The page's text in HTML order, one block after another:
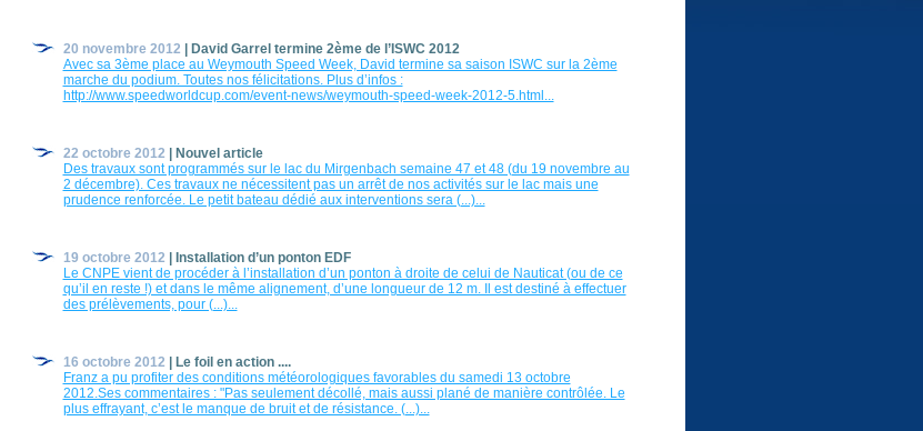
20 novembre 2012 | David Garrel termine 2ème de l’ISWC 2012
Avec sa 3ème place au Weymouth Speed Week, David termine sa saison ISWC sur la 2ème
marche du podium. Toutes nos félicitations. Plus d’infos :
http://www.speedworldcup.com/event-news/weymouth-speed-week-2012-5.html...
22 octobre 2012 | Nouvel article
Des travaux sont programmés sur le lac du Mirgenbach semaine 47 et 48 (du 19 novembre au
2 décembre). Ces travaux ne nécessitent pas un arrêt de nos activités sur le lac mais une
prudence renforcée. Le petit bateau dédié aux interventions sera (...)...
19 octobre 2012 | Installation d’un ponton EDF
Le CNPE vient de procéder à l’installation d’un ponton à droite de celui de Nauticat (ou de ce
qu’il en reste !) et dans le même alignement, d’une longueur de 12 m. Il est destiné à effectuer
des prélèvements, pour (...)...
16 octobre 2012 | Le foil en action ....
Franz a pu profiter des conditions météorologiques favorables du samedi 13 octobre
2012.Ses commentaires : "Pas seulement décollé, mais aussi plané de manière contrôlée. Le
plus effrayant, c’est le manque de bruit et de résistance. (...)...